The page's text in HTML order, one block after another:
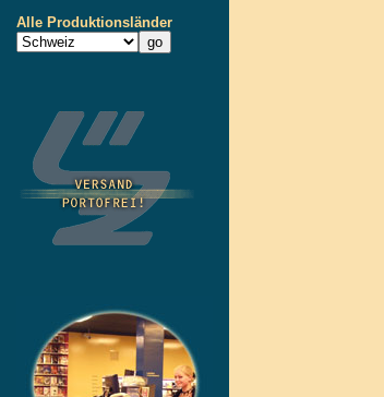
Alle Produktionsländer